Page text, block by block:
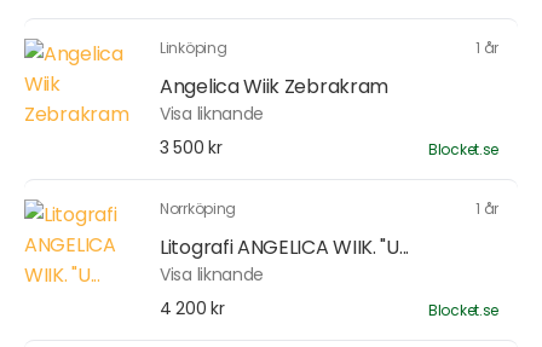
Linköping 1 år
Angelica Wiik Zebrakram
Visa liknande
3 500 kr
Blocket.se
Norrköping 1 år
Litografi ANGELICA WIIK. "U...
Visa liknande
4 200 kr
Blocket.se